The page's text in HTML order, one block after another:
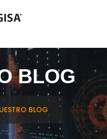
BLOG
BLOG